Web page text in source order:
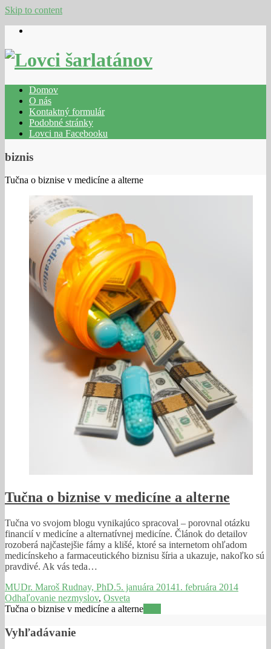
Skip to content
Domov
O nás
Kontaktný formulár
Podobné stránky
Lovci na Facebooku
biznis
Tučna o biznise v medicíne a alterne
Tučna o biznise v medicíne a alterne
Tučna vo svojom blogu vynikajúco spracoval – porovnal otázku
financií v medicíne a alternatívnej medicíne. Článok do detailov
rozoberá najčastejšie fámy a klišé, ktoré sa internetom ohľadom
medicínskeho a farmaceutického biznisu šíria a ukazuje, nakoľko sú
pravdivé. Ak vás teda…
MUDr. Maroš Rudnay, PhD.5. januára 20141. februára 2014
Odhaľovanie nezmyslov, Osveta
Tučna o biznise v medicíne a alterne
Vyhľadávanie